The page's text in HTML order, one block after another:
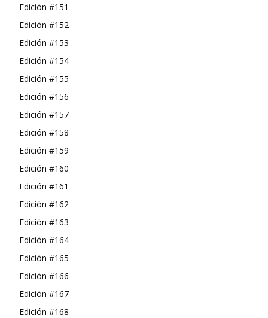
Edición #151
Edición #152
Edición #153
Edición #154
Edición #155
Edición #156
Edición #157
Edición #158
Edición #159
Edición #160
Edición #161
Edición #162
Edición #163
Edición #164
Edición #165
Edición #166
Edición #167
Edición #168